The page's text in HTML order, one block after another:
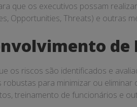
que os executivos possam
Opportunities, Threats) e outras
de
os riscos são identificados e
robustas para minimizar ou
treinamento de funcionários e